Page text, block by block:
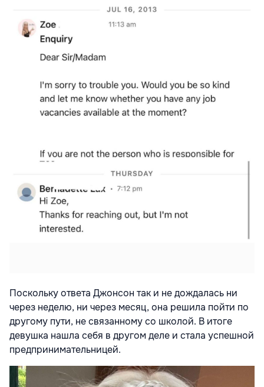
Поскольку ответа Джонсон так и не дождалась ни
через неделю, ни через месяц, она решила пойти по
другому пути, не связанному со школой. В итоге
девушка нашла себя в другом деле и стала успешной
предпринимательницей.